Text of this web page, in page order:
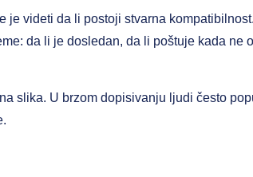
je videti da li postoji stvarna
da li je dosledan, da li poštuje kada ne
slika. U brzom dopisivanju ljudi često